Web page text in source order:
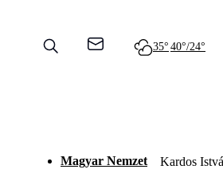
35° 40°/24°
Magyar Nemzet Kardos